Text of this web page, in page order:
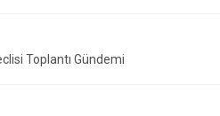
Toplantı Gündemi